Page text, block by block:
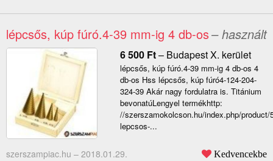
lépcsős, kúp fúró.4-39 mm-ig 4 db-os– használt
6 500 Ft– Budapest X. kerület
lépcsős, kúp fúró.4-39 mm-ig 4 db-os 4
db-os Hss lépcsős, kúp fúró4-124-204-
324-39 Akár nagy fordulatra is. Titánium
bevonatúLengyel termékhttp:
//szerszamokolcson.hu/index.php/product/
lepcsos-...
szerszampiac.hu – 2018.01.29. Kedvencekbe